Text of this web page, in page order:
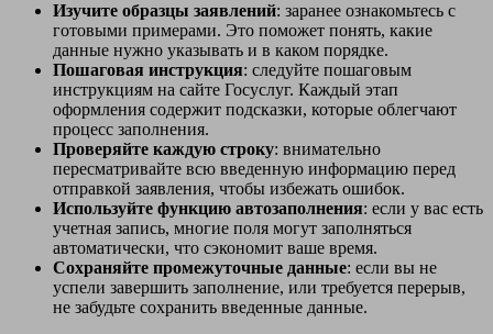
Изучите образцы заявлений: заранее ознакомьтесь с
готовыми примерами. Это поможет понять, какие
данные нужно указывать и в каком порядке.
Пошаговая инструкция: следуйте пошаговым
инструкциям на сайте Госуслуг. Каждый этап
оформления содержит подсказки, которые облегчают
процесс заполнения.
Проверяйте каждую строку: внимательно
пересматривайте всю введенную информацию перед
отправкой заявления, чтобы избежать ошибок.
Используйте функцию автозаполнения: если у вас есть
учетная запись, многие поля могут заполняться
автоматически, что сэкономит ваше время.
Сохраняйте промежуточные данные: если вы не
успели завершить заполнение, или требуется перерыв,
не забудьте сохранить введенные данные.